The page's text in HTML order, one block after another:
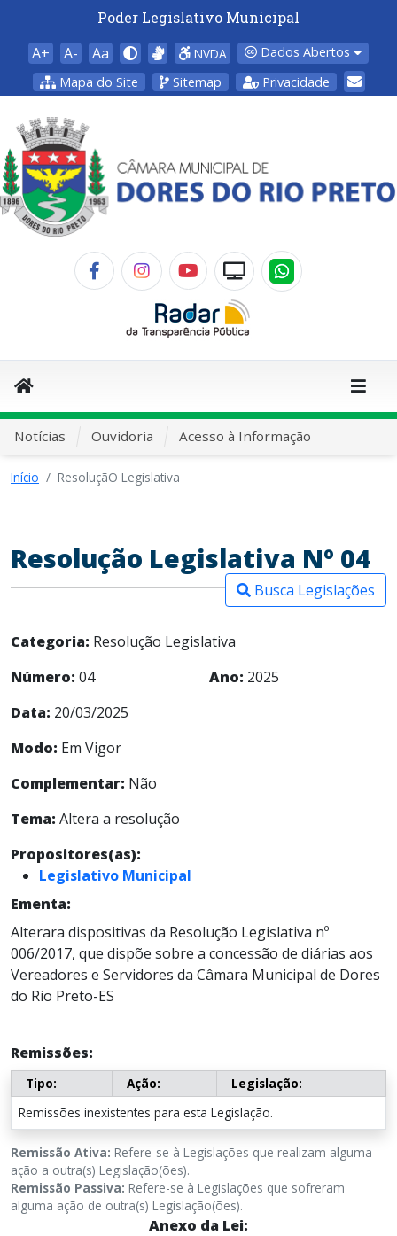
Poder Legislativo Municipal
A+ A- Aa NVDA
Dados Abertos
Mapa do Site
Sitemap Privacidade
Notícias Ouvidoria Acesso à Informação
Início ResoluçãO Legislativa
Resolução Legislativa Nº 04
Busca Legislações
Categoria: Resolução Legislativa
Número: 04 Ano: 2025
Data: 20/03/2025
Modo: Em Vigor
Complementar: Não
Tema: Altera a resolução
Propositores(as):
Legislativo Municipal
Ementa:
Alterara dispositivas da Resolução Legislativa nº
006/2017, que dispõe sobre a concessão de diárias aos
Vereadores e Servidores da Câmara Municipal de Dores
do Rio Preto-ES
Remissões:
Tipo: Ação:
Legislação:
Remissões inexistentes para esta Legislação.
Remissão Ativa: Refere-se à Legislações que realizam alguma
ação a outra(s) Legislação(ões).
Remissão Passiva: Refere-se à Legislações que sofreram
alguma ação de outra(s) Legislação(ões).
Anexo da Lei: